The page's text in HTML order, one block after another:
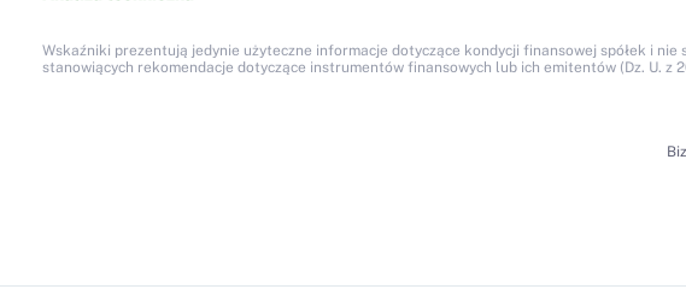
Wskaźniki prezentują jedynie użyteczne informacje dotyczące kondycji finansowej spółek i
stanowiących rekomendacje dotyczące instrumentów finansowych lub ich emitentów (Dz. U. z